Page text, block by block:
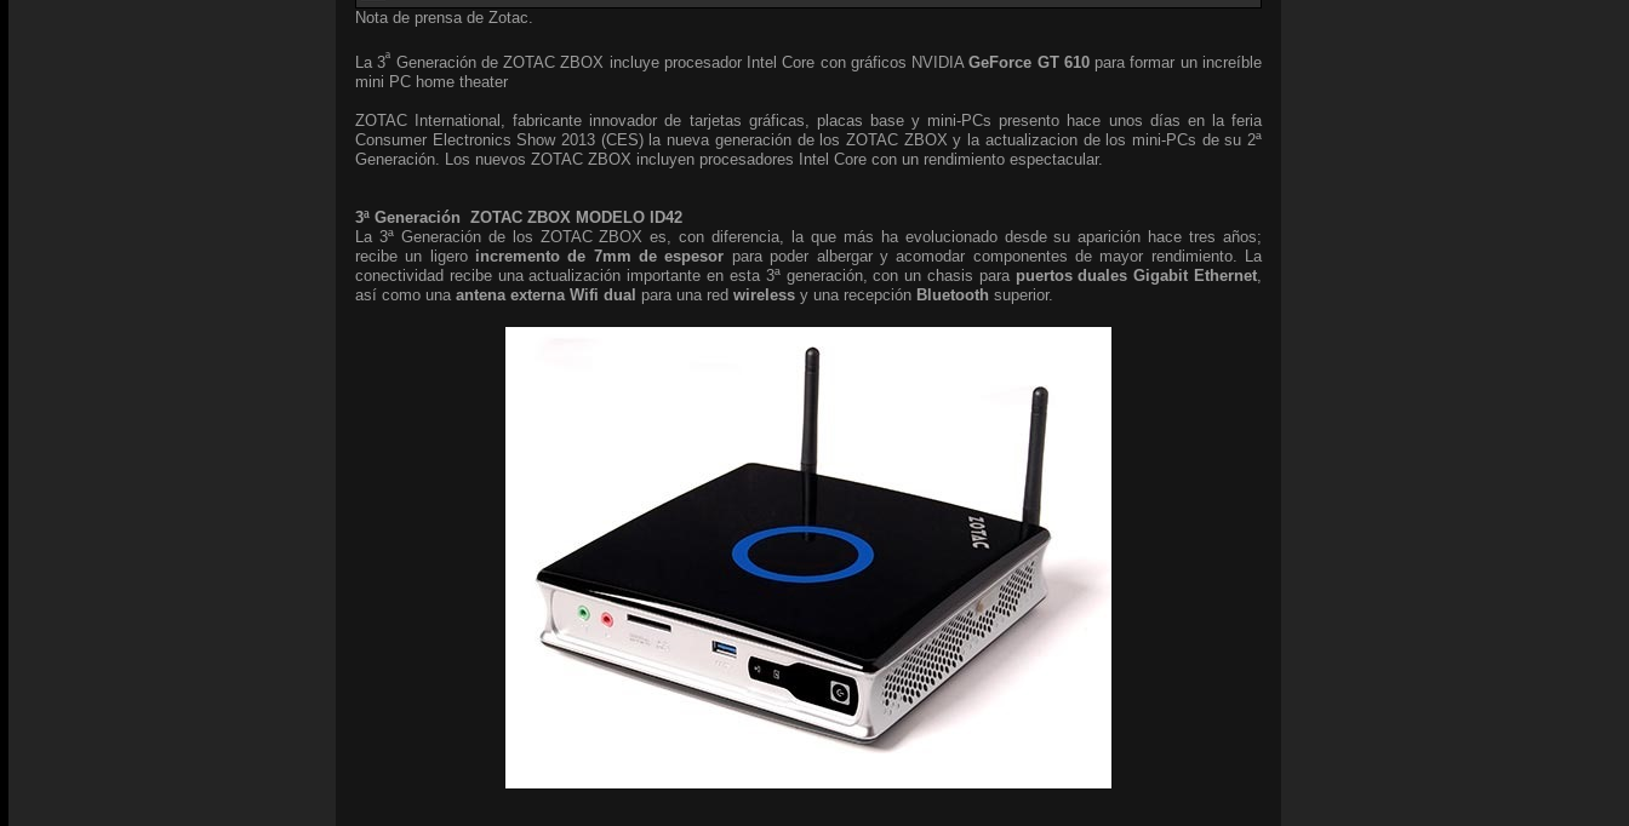
Nota de prensa de Zotac.
La 3ª Generación de ZOTAC ZBOX incluye procesador Intel Core con gráficos NVIDIAGeForce GT 610para formar un increíble
mini PC home theater
ZOTAC International, fabricante innovador de tarjetas gráficas, placas base y mini-PCs presento hace unos días en la feria
Consumer Electronics Show 2013 (CES) la nueva generación de los ZOTAC ZBOX y la actualizacion de los mini-PCs de su 2ª
Generación. Los nuevos ZOTAC ZBOX incluyen procesadores Intel Core con un rendimiento espectacular.
3ª Generación ZOTAC ZBOX MODELO ID42
La 3ª Generación de los ZOTAC ZBOX es, con diferencia, la que más ha evolucionado desde su aparición hace tres años;
recibe un ligero incremento de 7mm de espesor para poder albergar y acomodar componentes de mayor rendimiento. La
conectividad recibe una actualización importante en esta 3ª generación, con un chasis para puertos duales Gigabit Ethernet,
así como una antena externa Wifi dual para una red wireless y una recepción Bluetooth superior.